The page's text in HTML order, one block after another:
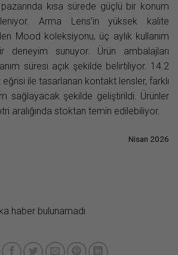
kısa sürede güçlü bir konum
Arma Lens’in yüksek kalite
Mood koleksiyonu, üç aylık kullanım
deneyim sunuyor. Ürün ambalajları
süresi açık şekilde belirtiliyor. 14.2
ile tasarlanan kontakt lensler, farklı
sağlayacak şekilde geliştirildi. Ürünler
aralığında stoktan temin edilebiliyor.
Nisan 2026
haber bulunamadı